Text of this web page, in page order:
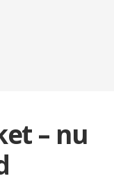
– nu